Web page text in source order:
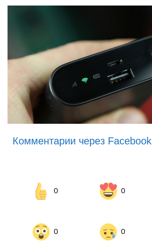
Комментарии через Facebook
0 0
0 0